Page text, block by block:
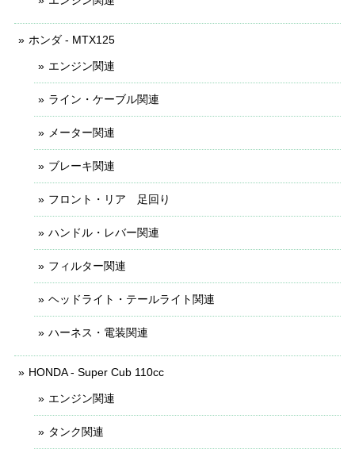
ホンダ - MTX125
エンジン関連
ライン・ケーブル関連
メーター関連
ブレーキ関連
フロント・リア 足回り
ハンドル・レバー関連
フィルター関連
ヘッドライト・テールライト関連
ハーネス・電装関連
HONDA - Super Cub 110cc
エンジン関連
タンク関連